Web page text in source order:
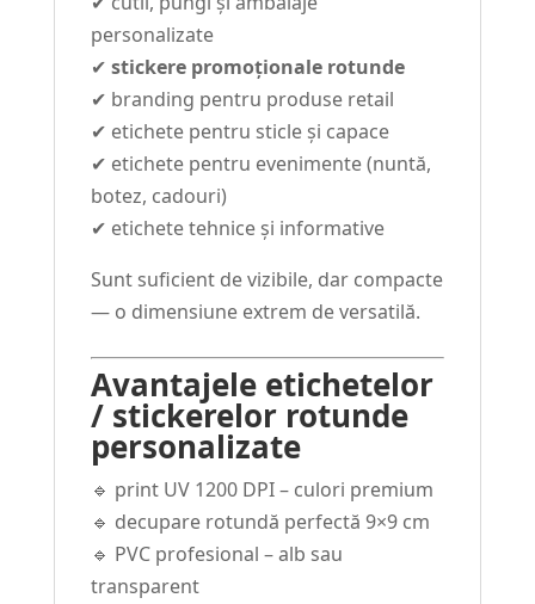
personalizate
✔ stickere promoționale rotunde
✔ branding pentru produse retail
✔ etichete pentru sticle și capace
✔ etichete pentru evenimente (nuntă,
botez, cadouri)
✔ etichete tehnice și informative
Sunt suficient de vizibile, dar compacte
— o dimensiune extrem de versatilă.
Avantajele etichetelor
/ stickerelor rotunde
personalizate
🔹 print UV 1200 DPI – culori premium
🔹 decupare rotundă perfectă 9×9 cm
🔹 PVC profesional – alb sau
transparent